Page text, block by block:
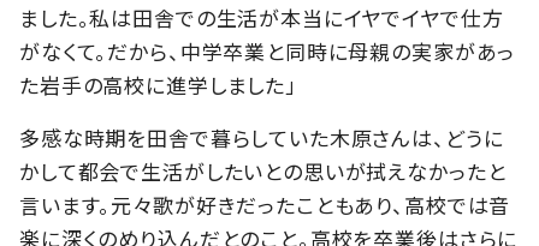
ました。私は田舎での生活が本当にイヤでイヤで仕方
がなくて。だから、中学卒業と同時に母親の実家があっ
た岩手の高校に進学しました」
多感な時期を田舎で暮らしていた木原さんは、どうに
かして都会で生活がしたいとの思いが拭えなかったと
言います。元々歌が好きだったこともあり、高校では音
楽に深くのめり込んだとのこと。高校を卒業後はさらに